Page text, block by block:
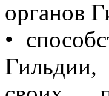
органов
•